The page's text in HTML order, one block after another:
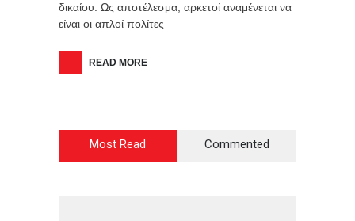
δικαίου. Ως αποτέλεσμα, αρκετοί αναμένεται να
είναι οι απλοί πολίτες
READ MORE
Most Read Commented